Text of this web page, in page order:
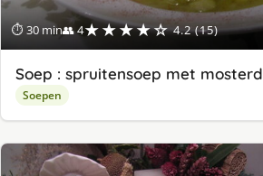
⏱ 30 min👥 4★★★★☆ 4.2 (15)
Soep : spruitensoep met mosterd
Soepen